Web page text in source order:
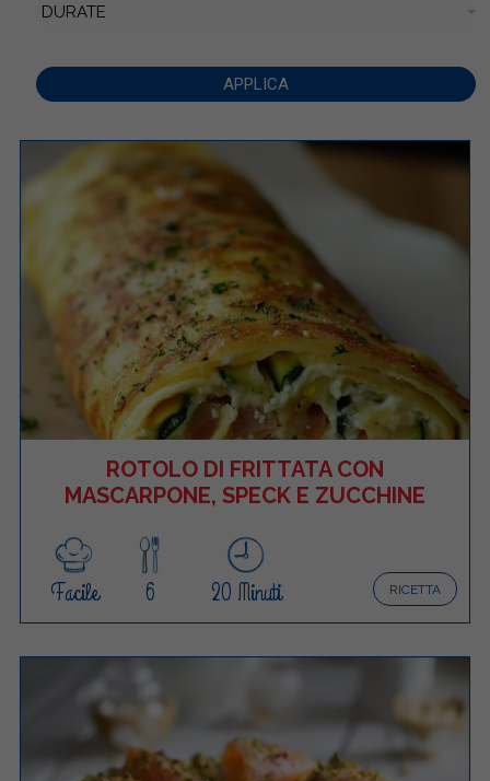
ROTOLO DI FRITTATA CON
MASCARPONE, SPECK E ZUCCHINE
RICETTA
Facile 6 20 Minuti